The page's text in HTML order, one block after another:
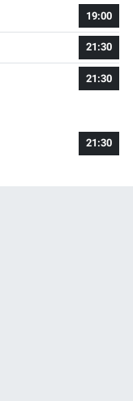
19:00
21:30
21:30
21:30